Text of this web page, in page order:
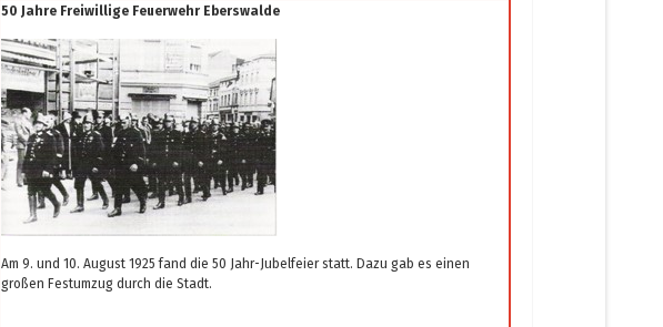
50 Jahre Freiwillige Feuerwehr Eberswalde
Am 9. und 10. August 1925 fand die 50 Jahr-Jubelfeier statt. Dazu gab es einen
großen Festumzug durch die Stadt.